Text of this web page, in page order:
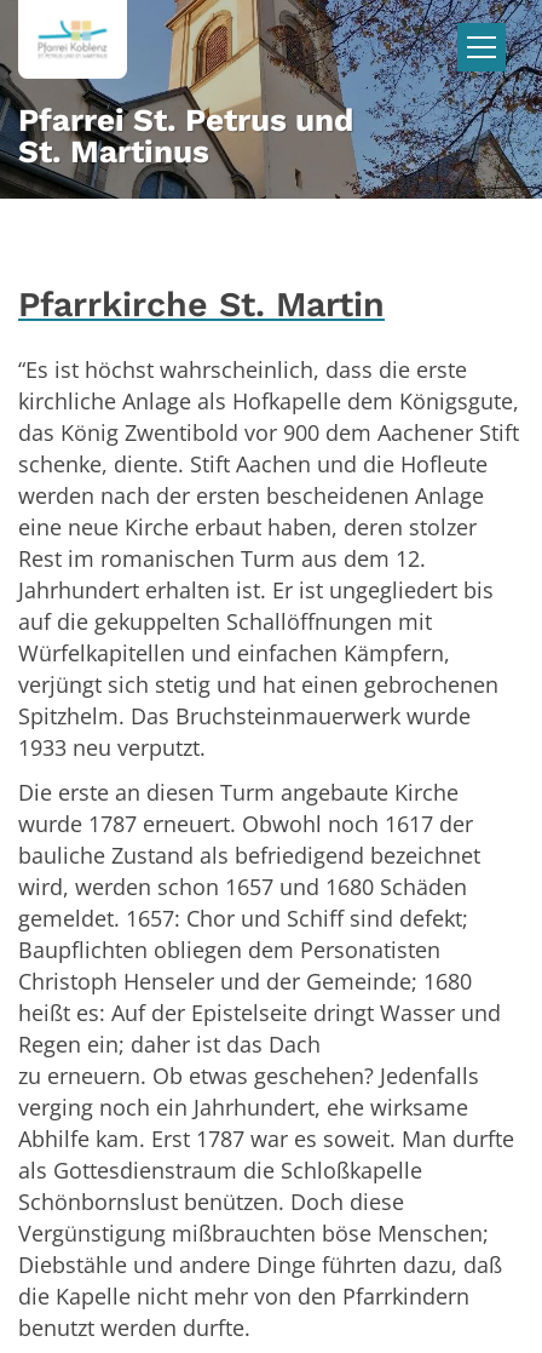
Zum Inhalt springen
Pfarrei St. Petrus und
St. Martinus
Pfarrkirche St. Martin
“Es ist höchst wahrscheinlich, dass die erste
kirchliche Anlage als Hofkapelle dem Königsgute,
das König Zwentibold vor 900 dem Aachener Stift
schenke, diente. Stift Aachen und die Hofleute
werden nach der ersten bescheidenen Anlage
eine neue Kirche erbaut haben, deren stolzer
Rest im romanischen Turm aus dem 12.
Jahrhundert erhalten ist. Er ist ungegliedert bis
auf die gekuppelten Schallöffnungen mit
Würfelkapitellen und einfachen Kämpfern,
verjüngt sich stetig und hat einen gebrochenen
Spitzhelm. Das Bruchsteinmauerwerk wurde
1933 neu verputzt.
Die erste an diesen Turm angebaute Kirche
wurde 1787 erneuert. Obwohl noch 1617 der
bauliche Zustand als befriedigend bezeichnet
wird, werden schon 1657 und 1680 Schäden
gemeldet. 1657: Chor und Schiff sind defekt;
Baupflichten obliegen dem Personatisten
Christoph Henseler und der Gemeinde; 1680
heißt es: Auf der Epistelseite dringt Wasser und
Regen ein; daher ist das Dach
zu erneuern. Ob etwas geschehen? Jedenfalls
verging noch ein Jahrhundert, ehe wirksame
Abhilfe kam. Erst 1787 war es soweit. Man durfte
als Gottesdienstraum die Schloßkapelle
Schönbornslust benützen. Doch diese
Vergünstigung mißbrauchten böse Menschen;
Diebstähle und andere Dinge führten dazu, daß
die Kapelle nicht mehr von den Pfarrkindern
benutzt werden durfte.